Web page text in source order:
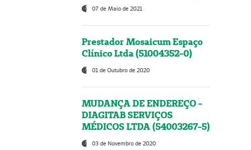
07 de Maio de 2021
Prestador Mosaicum Espaço
Clínico Ltda (51004352-0)
01 de Outubro de 2020
MUDANÇA DE ENDEREÇO -
DIAGITAB SERVIÇOS
MÉDICOS LTDA (54003267-5)
03 de Novembro de 2020